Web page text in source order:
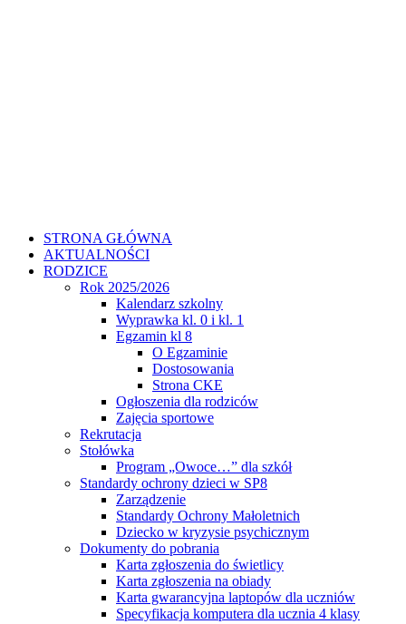
STRONA GŁÓWNA
AKTUALNOŚCI
RODZICE
Rok 2025/2026
Kalendarz szkolny
Wyprawka kl. 0 i kl. 1
Egzamin kl 8
O Egzaminie
Dostosowania
Strona CKE
Ogłoszenia dla rodziców
Zajęcia sportowe
Rekrutacja
Stołówka
Program „Owoce…” dla szkół
Standardy ochrony dzieci w SP8
Zarządzenie
Standardy Ochrony Małoletnich
Dziecko w kryzysie psychicznym
Dokumenty do pobrania
Karta zgłoszenia do świetlicy
Karta zgłoszenia na obiady
Karta gwarancyjna laptopów dla uczniów
Specyfikacja komputera dla ucznia 4 klasy